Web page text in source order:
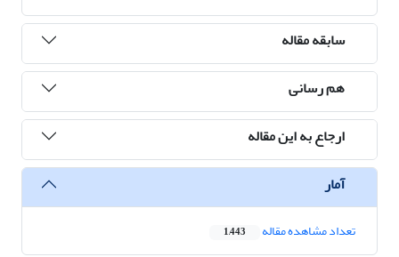
سابقه مقاله
هم رسانی
ارجاع به این مقاله
آمار
تعداد مشاهده مقاله 1,443